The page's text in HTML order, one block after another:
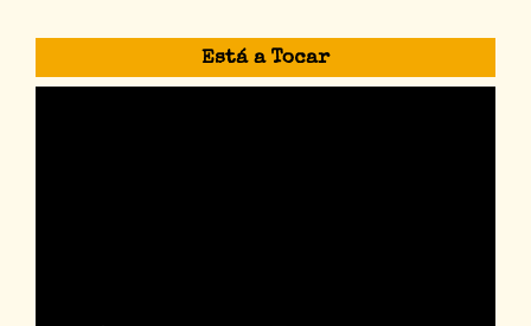
Está a Tocar